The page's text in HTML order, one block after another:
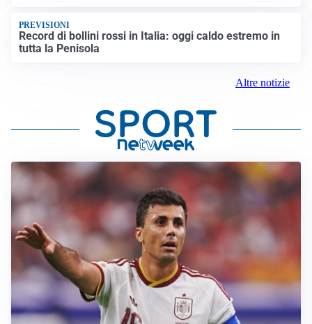
PREVISIONI
Record di bollini rossi in Italia: oggi caldo estremo in
tutta la Penisola
Altre notizie